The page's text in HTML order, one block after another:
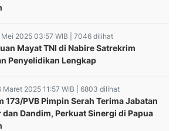
Mei 2025 03:57 WIB | 7046 dilihat
Mayat TNI di Nabire Satrekrim
Penyelidikan Lengkap
Maret 2025 11:57 WIB | 6803 dilihat
173/PVB Pimpin Serah Terima Jabatan
dan Dandim, Perkuat Sinergi di Papua